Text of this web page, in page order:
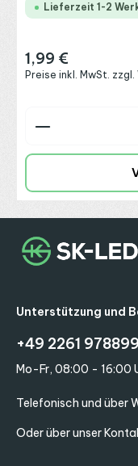
Lieferzeit 1-2
Regulärer Preis:
1,99 €
Preise inkl. MwSt.
Produkt
Unterstützung und
+49 2261
Mo-Fr, 08:00 - 16:00
Telefonisch und über
Oder über unser